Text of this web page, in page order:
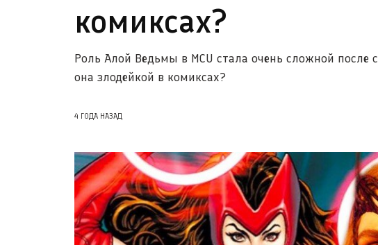
комиксах?
Роль Алой Ведьмы в MCU стала очень сложной
она злодейкой в комиксах?
4 ГОДА НАЗАД